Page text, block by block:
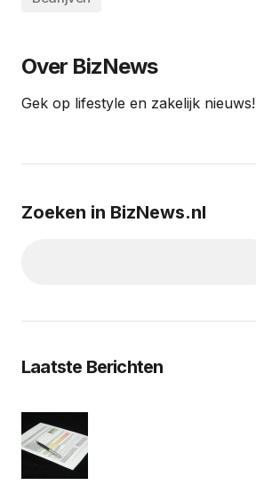
Over BizNews
Gek op lifestyle en zakelijk nieuws!
Zoeken in BizNews.nl
Laatste Berichten